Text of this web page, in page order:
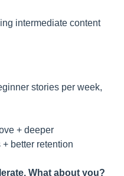
intermediate content
stories per week,
+ deeper
better retention